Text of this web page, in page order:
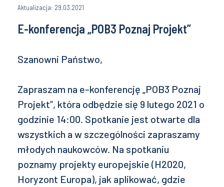
Aktualizacja: 29.03.2021
E-konferencja „POB3 Poznaj Projekt”
Szanowni Państwo,
Zapraszam na e-konferencję „POB3 Poznaj
Projekt”, która odbędzie się 9 lutego 2021 o
godzinie 14:00. Spotkanie jest otwarte dla
wszystkich a w szczególności zapraszamy
młodych naukowców. Na spotkaniu
poznamy projekty europejskie (H2020,
Horyzont Europa), jak aplikować, gdzie